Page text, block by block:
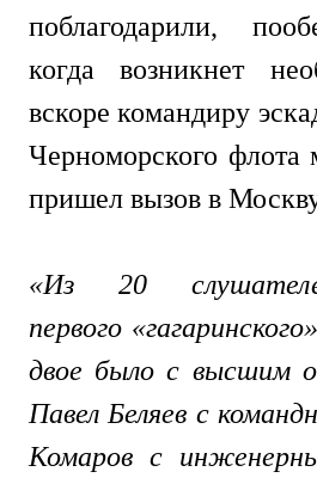
поблагодарили,
когда возникнет
вскоре командиру
Черноморского флота
пришел вызов в
«Из 20
первого
двое было с высшим
Павел Беляев с
Комаров с